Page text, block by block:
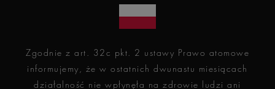
Zgodnie z art. 32c pkt. 2 ustawy Prawo atomowe
informujemy, że w ostatnich dwunastu miesiącach
działalność nie wpłynęła na zdrowie ludzi ani